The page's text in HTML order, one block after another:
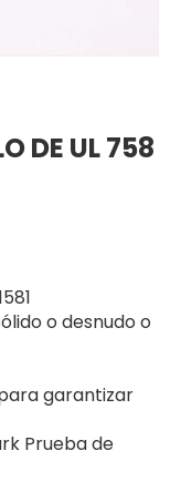
DE UL 758
o desnudo o
garantizar
Prueba de